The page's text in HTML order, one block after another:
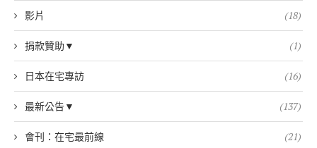
影片 (18)
捐款贊助▼ (1)
日本在宅專訪 (16)
最新公告▼ (137)
會刊：在宅最前線 (21)